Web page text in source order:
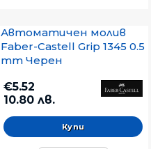
Автоматичен молив
Faber-Castell Grip 1345 0.5
mm Черен
€5.52
10.80 лв.